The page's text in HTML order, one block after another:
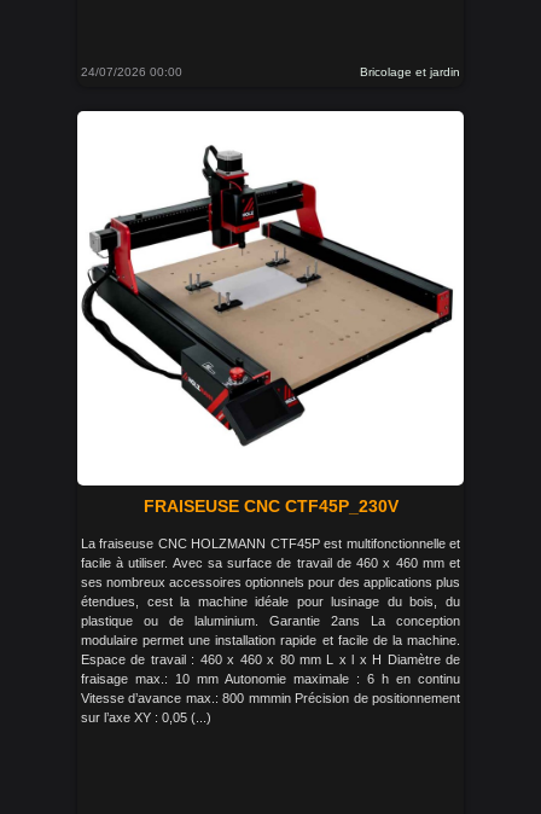
24/07/2026 00:00 Bricolage et jardin
FRAISEUSE CNC CTF45P_230V
La fraiseuse CNC HOLZMANN CTF45P est multifonctionnelle et
facile à utiliser. Avec sa surface de travail de 460 x 460 mm et
ses nombreux accessoires optionnels pour des applications plus
étendues, cest la machine idéale pour lusinage du bois, du
plastique ou de laluminium. Garantie 2ans La conception
modulaire permet une installation rapide et facile de la machine.
Espace de travail : 460 x 460 x 80 mm L x l x H Diamètre de
fraisage max.: 10 mm Autonomie maximale : 6 h en continu
Vitesse d’avance max.: 800 mmmin Précision de positionnement
sur l’axe XY : 0,05 (...)